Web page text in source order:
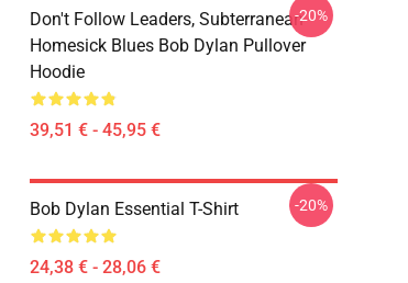
Don't Follow Leaders, Subterranean
Homesick Blues Bob Dylan Pullover
Hoodie
39,51 € - 45,95 €
-20%
Bob Dylan Essential T-Shirt
24,38 € - 28,06 €
-20%